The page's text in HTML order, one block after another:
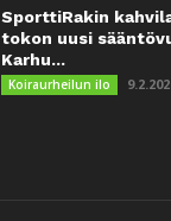
SporttiRakin
tokon uusi
Karhu...
Koiraurheilun ilo